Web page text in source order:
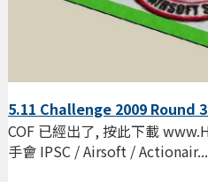
5.11 Challenge 2009 Round
COF 已經出了, 按此下載
手會 IPSC / Airsoft / Actionair...